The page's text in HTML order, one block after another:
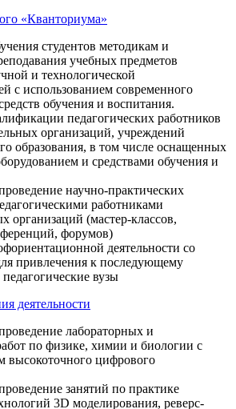
«Кванториума»
студентов методикам и
учебных предметов
и технологической
с использованием современного
обучения и воспитания.
педагогических работников
организаций, учреждений
образования, в том числе оснащенных
и средствами обучения и
научно-практических
работниками
организаций (мастер-классов,
форумов)
деятельности со
привлечения к последующему
вузы
деятельности
лабораторных и
по физике, химии и биологии с
высокоточного цифрового
занятий по практике
3D моделирования, реверс-